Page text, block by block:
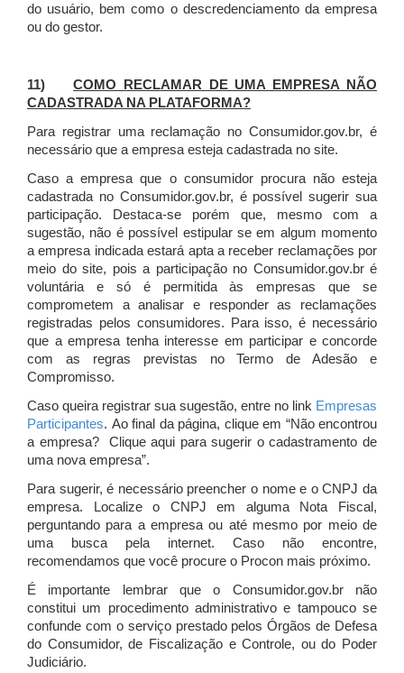
do usuário, bem como o descredenciamento da empresa
ou do gestor.
11)COMO RECLAMAR DE UMA EMPRESA NÃO
CADASTRADA NA PLATAFORMA?
Para registrar uma reclamação no Consumidor.gov.br, é
necessário que a empresa esteja cadastrada no site.
Caso a empresa que o consumidor procura não esteja
cadastrada no Consumidor.gov.br, é possível sugerir sua
participação. Destaca-se porém que, mesmo com a
sugestão, não é possível estipular se em algum momento
a empresa indicada estará apta a receber reclamações por
meio do site, pois a participação no Consumidor.gov.br é
voluntária e só é permitida às empresas que se
comprometem a analisar e responder as reclamações
registradas pelos consumidores. Para isso, é necessário
que a empresa tenha interesse em participar e concorde
com as regras previstas no Termo de Adesão e
Compromisso.
Caso queira registrar sua sugestão, entre no link Empresas
Participantes. Ao final da página, clique em “Não encontrou
a empresa? Clique aqui para sugerir o cadastramento de
uma nova empresa”.
Para sugerir, é necessário preencher o nome e o CNPJ da
empresa. Localize o CNPJ em alguma Nota Fiscal,
perguntando para a empresa ou até mesmo por meio de
uma busca pela internet. Caso não encontre,
recomendamos que você procure o Procon mais próximo.
É importante lembrar que o Consumidor.gov.br não
constitui um procedimento administrativo e tampouco se
confunde com o serviço prestado pelos Órgãos de Defesa
do Consumidor, de Fiscalização e Controle, ou do Poder
Judiciário.